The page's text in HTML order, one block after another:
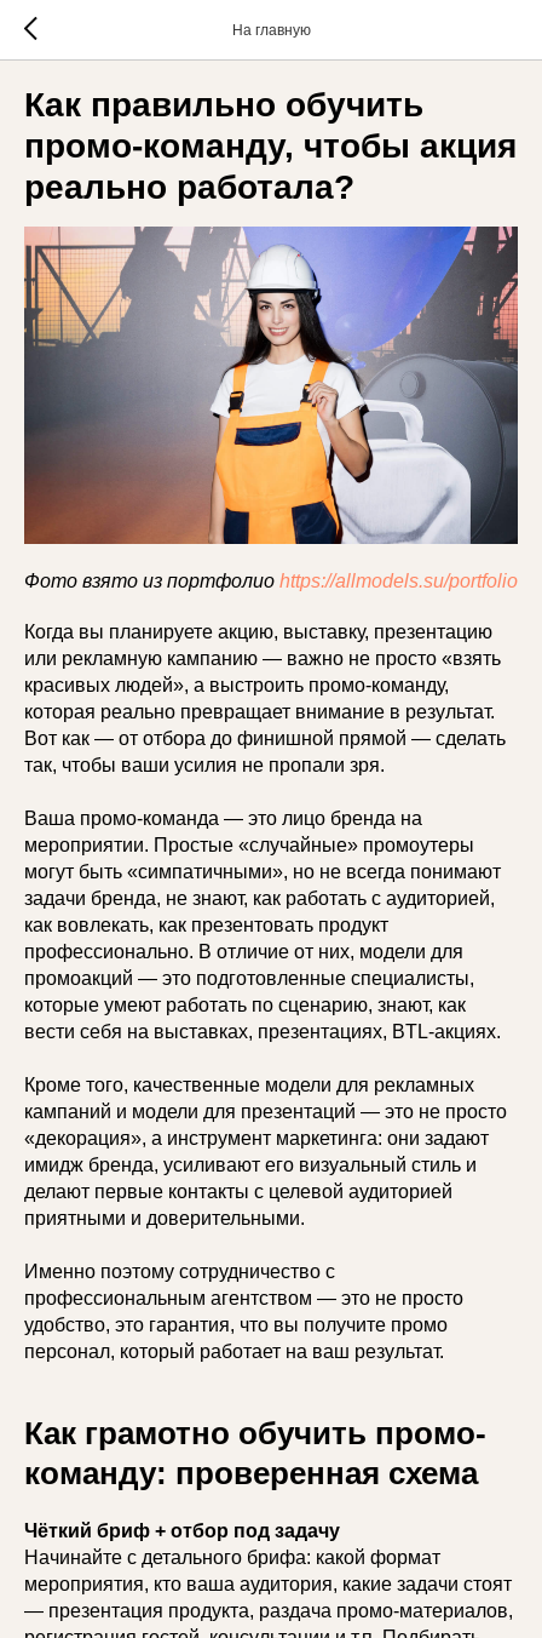
На главную
Как правильно обучить
промо-команду, чтобы акция
реально работала?
Фото взято из портфолио https://allmodels.su/portfolio
Когда вы планируете акцию, выставку, презентацию
или рекламную кампанию — важно не просто «взять
красивых людей», а выстроить промо-команду,
которая реально превращает внимание в результат.
Вот как — от отбора до финишной прямой — сделать
так, чтобы ваши усилия не пропали зря.
Ваша промо-команда — это лицо бренда на
мероприятии. Простые «случайные» промоутеры
могут быть «симпатичными», но не всегда понимают
задачи бренда, не знают, как работать с аудиторией,
как вовлекать, как презентовать продукт
профессионально. В отличие от них, модели для
промоакций — это подготовленные специалисты,
которые умеют работать по сценарию, знают, как
вести себя на выставках, презентациях, BTL-акциях.
Кроме того, качественные модели для рекламных
кампаний и модели для презентаций — это не просто
«декорация», а инструмент маркетинга: они задают
имидж бренда, усиливают его визуальный стиль и
делают первые контакты с целевой аудиторией
приятными и доверительными.
Именно поэтому сотрудничество с
профессиональным агентством — это не просто
удобство, это гарантия, что вы получите промо
персонал, который работает на ваш результат.
Как грамотно обучить промо-
команду: проверенная схема
Чёткий бриф + отбор под задачу
Начинайте с детального брифа: какой формат
мероприятия, кто ваша аудитория, какие задачи стоят
— презентация продукта, раздача промо-материалов,